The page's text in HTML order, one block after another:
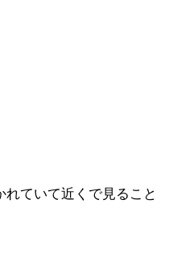
ていて近くで見ること